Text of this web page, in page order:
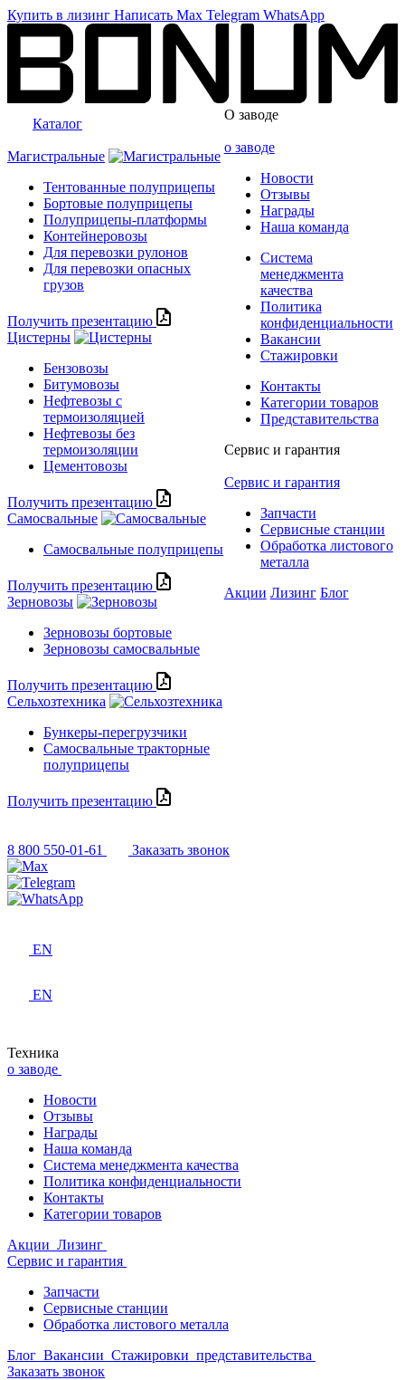
Купить в лизинг Написать Max Telegram WhatsApp
Каталог
Магистральные
Тентованные полуприцепы
Бортовые полуприцепы
Полуприцепы-платформы
Контейнеровозы
Для перевозки рулонов
Для перевозки опасных
грузов
Получить презентацию
Цистерны
Бензовозы
Битумовозы
Нефтевозы с
термоизоляцией
Нефтевозы без
термоизоляции
Цементовозы
Получить презентацию
Самосвальные
Самосвальные полуприцепы
Получить презентацию
Зерновозы
Зерновозы бортовые
Зерновозы самосвальные
Получить презентацию
Сельхозтехника
Бункеры-перегрузчики
Самосвальные тракторные
полуприцепы
Получить презентацию
О заводе
о заводе
Новости
Отзывы
Награды
Наша команда
Система
менеджмента
качества
Политика
конфиденциальности
Вакансии
Стажировки
Контакты
Категории товаров
Представительства
Сервис и гарантия
Сервис и гарантия
Запчасти
Сервисные станции
Обработка листового
металла
Акции Лизинг Блог
8 800 550-01-61 Заказать звонок
EN
EN
Техника
о заводе
Новости
Отзывы
Награды
Наша команда
Система менеджмента качества
Политика конфиденциальности
Контакты
Категории товаров
Акции Лизинг
Сервис и гарантия
Запчасти
Сервисные станции
Обработка листового металла
Блог Вакансии Стажировки представительства
Заказать звонок